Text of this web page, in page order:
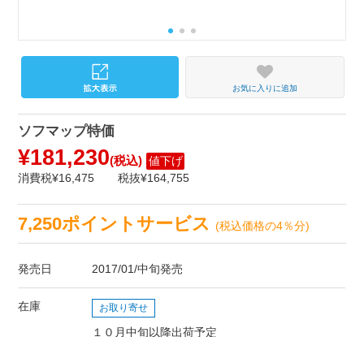
お気に入りに追加
ソフマップ特価
¥181,230(税込) 値下げ
消費税¥16,475
税抜¥164,755
7,250ポイントサービス(税込価格の4％分)
発売日 2017/01/中旬発売
在庫 お取り寄せ
１０月中旬以降出荷予定